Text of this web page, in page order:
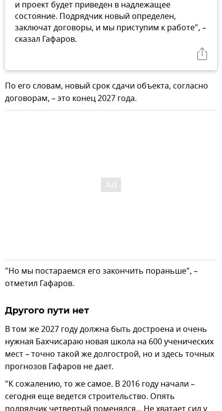
и проект будет приведен в надлежащее
состояние. Подрядчик новый определен,
заключат договоры, и мы приступим к работе", –
сказал Гафаров.
По его словам, новый срок сдачи объекта, согласно
договорам, – это конец 2027 года.
"Но мы постараемся его закончить пораньше", –
отметил Гафаров.
Другого пути нет
В том же 2027 году должна быть достроена и очень
нужная Бахчисараю новая школа на 600 ученических
мест – точно такой же долгострой, но и здесь точных
прогнозов Гафаров не дает.
"К сожалению, то же самое. В 2016 году начали –
сегодня еще ведется строительство. Опять